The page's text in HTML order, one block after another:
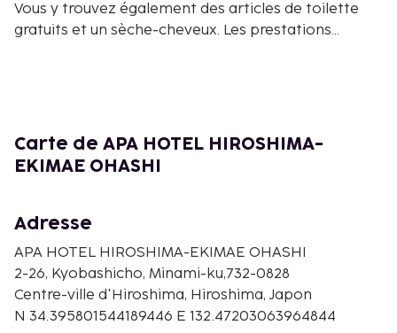
Vous y trouvez également des articles de toilette
gratuits et un sèche-cheveux. Les prestations
restaurant.Affaires, autres prestations Les
équipements et services proposés incluent l'accès à
heures sur 24.
Carte de APA HOTEL HIROSHIMA-
EKIMAE OHASHI
Adresse
APA HOTEL HIROSHIMA-EKIMAE OHASHI
2-26, Kyobashicho, Minami-ku,732-0828
Centre-ville d'Hiroshima, Hiroshima, Japon
N 34.395801544189446 E 132.47203063964844